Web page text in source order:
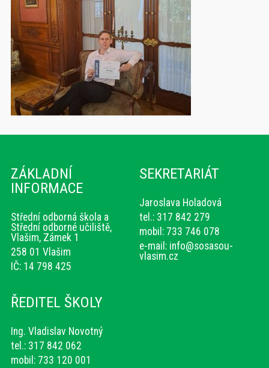
ZÁKLADNÍ
INFORMACE
Střední odborná škola a
Střední odborné učiliště,
Vlašim, Zámek 1
258 01 Vlašim
IČ: 14 798 425
SEKRETARIÁT
Jaroslava Holadová
tel.: 317 842 279
mobil: 733 746 078
e-mail: info@sosasou-
vlasim.cz
ŘEDITEL ŠKOLY
Ing. Vladislav Novotný
tel.: 317 842 062
mobil: 733 120 001